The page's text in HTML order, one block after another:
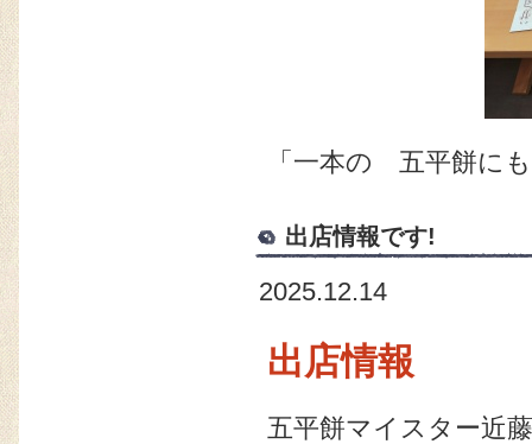
「一本の 五平餅に
出店情報です!
2025.12.14
出店情報
五平餅マイスター近